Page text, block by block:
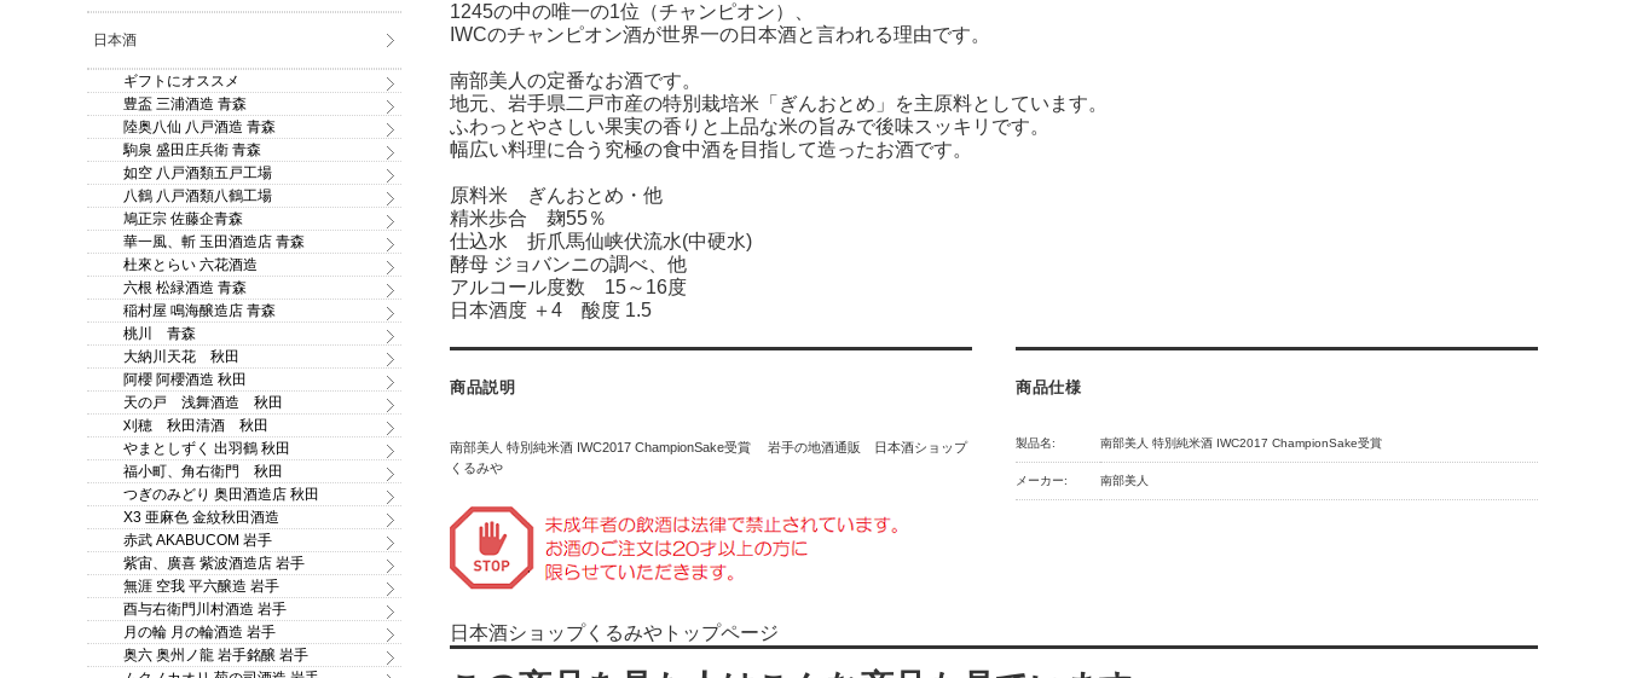
1245の中の唯一の1位（チャンピオン）、
IWCのチャンピオン酒が世界一の日本酒と言われる理由です。
南部美人の定番なお酒です。
地元、岩手県二戸市産の特別栽培米「ぎんおとめ」を主原料としています。
ふわっとやさしい果実の香りと上品な米の旨みで後味スッキリです。
幅広い料理に合う究極の食中酒を目指して造ったお酒です。
原料米 ぎんおとめ・他
精米歩合 麹55％
仕込水 折爪馬仙峡伏流水(中硬水)
酵母 ジョバンニの調べ、他
アルコール度数 15～16度
日本酒度 ＋4 酸度 1.5
商品説明
南部美人 特別純米酒 IWC2017 ChampionSake受賞 岩手の地酒通販 日本酒ショップ
くるみや
商品仕様
製品名: 南部美人 特別純米酒 IWC2017 ChampionSake受賞
メーカー: 南部美人
日本酒ショップくるみやトップページ
日本酒
ギフトにオススメ
豊盃 三浦酒造 青森
陸奥八仙 八戸酒造 青森
駒泉 盛田庄兵衛 青森
如空 八戸酒類五戸工場
八鶴 八戸酒類八鶴工場
鳩正宗 佐藤企青森
華一風、斬 玉田酒造店 青森
杜來とらい 六花酒造
六根 松緑酒造 青森
稲村屋 鳴海醸造店 青森
桃川 青森
大納川天花 秋田
阿櫻 阿櫻酒造 秋田
天の戸 浅舞酒造 秋田
刈穂 秋田清酒 秋田
やまとしずく 出羽鶴 秋田
福小町、角右衛門 秋田
つぎのみどり 奥田酒造店 秋田
X3 亜麻色 金紋秋田酒造
赤武 AKABUCOM 岩手
紫宙、廣喜 紫波酒造店 岩手
無涯 空我 平六醸造 岩手
酉与右衛門川村酒造 岩手
月の輪 月の輪酒造 岩手
奥六 奥州ノ龍 岩手銘醸 岩手